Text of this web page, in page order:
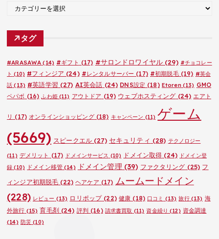
ゴ
タグ
#ARASAWA (14) #ギフト (17) #サロンドロワイヤル(29) #チョコレー
ト (10) #フィンジア (24) #レンタルサーバー (17) #初期脱毛(19) #英会
話 (13) #英語学習 (27) AI英会話 (24) DNS設定 (18) Etoren(13) GMO
ペパボ (16) ふわ姫(11) アウトドア (19) ウェブホスティング (24) エアト
リ (17) オンラインショッピング(18) キャンペーン (11) ゲーム
(5669) スピークエル(27) セキュリティ (28) テクノロジー
(11) デメリット (17) ドメインサービス (10) ドメイン取得 (24) ドメイン登
録 (10) ドメイン移管(14) ドメイン管理 (39) ファクタリング (25) フ
ィンジア初期脱毛 (22) ヘアケア (17) ムームードメイン
(228) レビュー (13) ロリポップ(22) 健康 (18) 口コミ (13) 旅行(13) 海
外旅行 (15) 育毛剤(24) 評判 (16) 請求書買取 (11) 資金繰り (12) 資金調達
(14) 防災 (10)